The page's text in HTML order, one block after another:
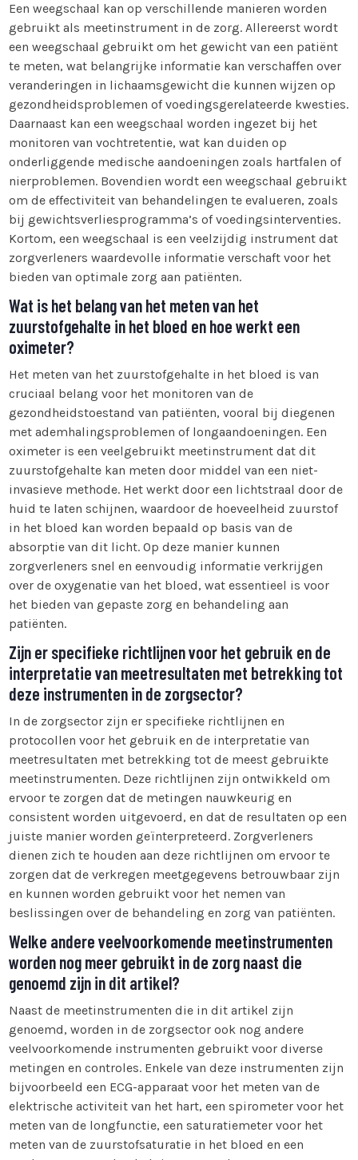
Een weegschaal kan op verschillende manieren worden
gebruikt als meetinstrument in de zorg. Allereerst wordt
een weegschaal gebruikt om het gewicht van een patiënt
te meten, wat belangrijke informatie kan verschaffen over
veranderingen in lichaamsgewicht die kunnen wijzen op
gezondheidsproblemen of voedingsgerelateerde kwesties.
Daarnaast kan een weegschaal worden ingezet bij het
monitoren van vochtretentie, wat kan duiden op
onderliggende medische aandoeningen zoals hartfalen of
nierproblemen. Bovendien wordt een weegschaal gebruikt
om de effectiviteit van behandelingen te evalueren, zoals
bij gewichtsverliesprogramma’s of voedingsinterventies.
Kortom, een weegschaal is een veelzijdig instrument dat
zorgverleners waardevolle informatie verschaft voor het
bieden van optimale zorg aan patiënten.
Wat is het belang van het meten van het
zuurstofgehalte in het bloed en hoe werkt een
oximeter?
Het meten van het zuurstofgehalte in het bloed is van
cruciaal belang voor het monitoren van de
gezondheidstoestand van patiënten, vooral bij diegenen
met ademhalingsproblemen of longaandoeningen. Een
oximeter is een veelgebruikt meetinstrument dat dit
zuurstofgehalte kan meten door middel van een niet-
invasieve methode. Het werkt door een lichtstraal door de
huid te laten schijnen, waardoor de hoeveelheid zuurstof
in het bloed kan worden bepaald op basis van de
absorptie van dit licht. Op deze manier kunnen
zorgverleners snel en eenvoudig informatie verkrijgen
over de oxygenatie van het bloed, wat essentieel is voor
het bieden van gepaste zorg en behandeling aan
patiënten.
Zijn er specifieke richtlijnen voor het gebruik en de
interpretatie van meetresultaten met betrekking tot
deze instrumenten in de zorgsector?
In de zorgsector zijn er specifieke richtlijnen en
protocollen voor het gebruik en de interpretatie van
meetresultaten met betrekking tot de meest gebruikte
meetinstrumenten. Deze richtlijnen zijn ontwikkeld om
ervoor te zorgen dat de metingen nauwkeurig en
consistent worden uitgevoerd, en dat de resultaten op een
juiste manier worden geïnterpreteerd. Zorgverleners
dienen zich te houden aan deze richtlijnen om ervoor te
zorgen dat de verkregen meetgegevens betrouwbaar zijn
en kunnen worden gebruikt voor het nemen van
beslissingen over de behandeling en zorg van patiënten.
Welke andere veelvoorkomende meetinstrumenten
worden nog meer gebruikt in de zorg naast die
genoemd zijn in dit artikel?
Naast de meetinstrumenten die in dit artikel zijn
genoemd, worden in de zorgsector ook nog andere
veelvoorkomende instrumenten gebruikt voor diverse
metingen en controles. Enkele van deze instrumenten zijn
bijvoorbeeld een ECG-apparaat voor het meten van de
elektrische activiteit van het hart, een spirometer voor het
meten van de longfunctie, een saturatiemeter voor het
meten van de zuurstofsaturatie in het bloed en een